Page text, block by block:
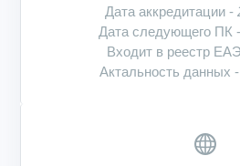
Дата аккредитации -
Дата следующего ПК -
Входит в реестр
Актальность данных -